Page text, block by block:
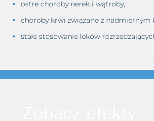
ostre choroby nerek i wątroby,
choroby krwi związane z nadmiernym
stałe stosowanie leków